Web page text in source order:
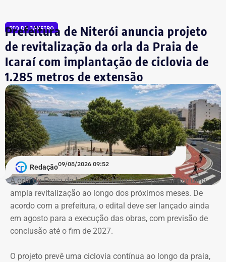
Machado de Assis. Mais um pouco e descobriram-se,
agora, apaixonados um pelo outro. Depois do casamento,
os portugueses procuraram Juliana, que conheceram
através das redes sociais, para comemorar a lua de mel
de um jeito diferente e especial: fazendo o roteiro literário
de Machado de Assis no Rio.
Personagens de uma história contada
e recontada
E as artes do bruxo vão mais longe e criam outra
conexão. O arquiteto e historiador Nireu Cavalcanti tem
um sonho. Nele, caminham pelas ruas do Rio de Janeiro
Bentinho, olhando para os lados, desconfiado do que
aconteceu no passado. O filósofo Quincas Borba filosofa
e se pergunta onde errou. Ao mesmo tempo, o transeunte
interpretados por um tal Dr. Simão Bacamarte, que não
RIO DE JANEIRO
Prefeitura de Niterói anuncia projeto
de revitalização da orla da Praia de
Icaraí com implantação de ciclovia de
1.285 metros de extensão
Redação09/08/2026 09:52
A orla da Praia de Icaraí, em Niterói, vai passar por uma
ampla revitalização ao longo dos próximos meses. De
acordo com a prefeitura, o edital deve ser lançado ainda
em agosto para a execução das obras, com previsão de
conclusão até o fim de 2027.
O projeto prevê uma ciclovia contínua ao longo da praia,